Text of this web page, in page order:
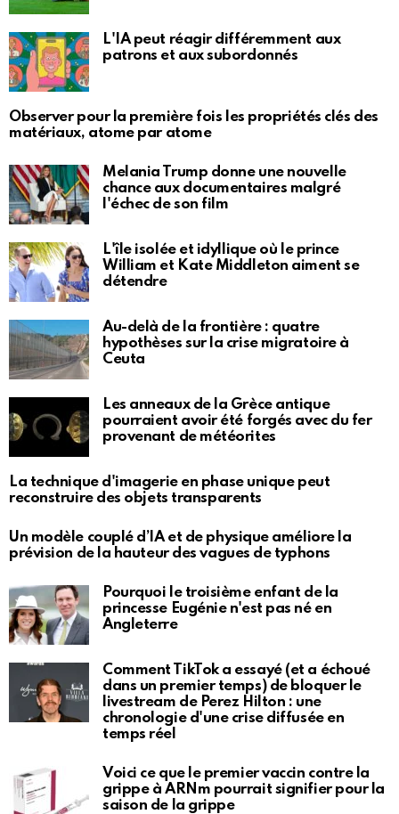
L'IA peut réagir différemment aux
patrons et aux subordonnés
Observer pour la première fois les propriétés clés des
matériaux, atome par atome
Melania Trump donne une nouvelle
chance aux documentaires malgré
l'échec de son film
L'île isolée et idyllique où le prince
William et Kate Middleton aiment se
détendre
Au-delà de la frontière : quatre
hypothèses sur la crise migratoire à
Ceuta
Les anneaux de la Grèce antique
pourraient avoir été forgés avec du fer
provenant de météorites
La technique d'imagerie en phase unique peut
reconstruire des objets transparents
Un modèle couplé d’IA et de physique améliore la
prévision de la hauteur des vagues de typhons
Pourquoi le troisième enfant de la
princesse Eugénie n'est pas né en
Angleterre
Comment TikTok a essayé (et a échoué
dans un premier temps) de bloquer le
livestream de Perez Hilton : une
chronologie d'une crise diffusée en
temps réel
Voici ce que le premier vaccin contre la
grippe à ARNm pourrait signifier pour la
saison de la grippe